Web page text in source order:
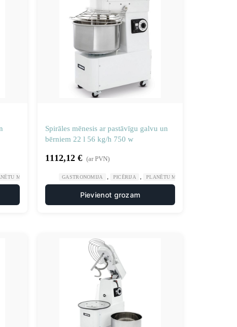
MĪKLAS MAISĪTĀJI
Spirāles mēnesis ar pastāvīgu galvu un
bērniem 22 l 56 kg/h 750 w
1112,12 € (ar PVN)
GASTRONOMIJA PICĒRIJA PLANĒTU MĪKLAS MAISĪTĀJI
Pievienot grozam